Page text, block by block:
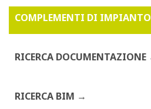
COMPLEMENTI DI IMPIANTO
RICERCA DOCUMENTAZIONE
RICERCA BIM